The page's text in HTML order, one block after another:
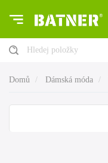
Hledej položky
Domů Dámská móda